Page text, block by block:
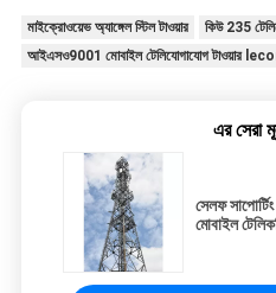
মাইক্রোওয়েভ অ্যাঙ্গেল স্টিল টাওয়ার
কিউ 235
আইএসও9001 মোবাইল টেলিযোগাযোগ টাওয়ার
এর সেরা
সেলফ
মোবাইল